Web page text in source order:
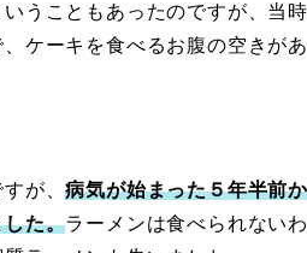
うこともあったのですが、当
ケーキを食べるお腹の空きが
すが、病気が始まった５年半前
した。ラーメンは食べられない